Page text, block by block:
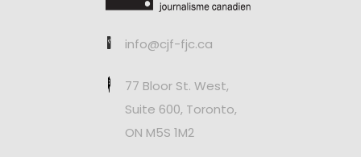
info@cjf-fjc.ca
77 Bloor St. West,
Suite 600, Toronto,
ON M5S 1M2